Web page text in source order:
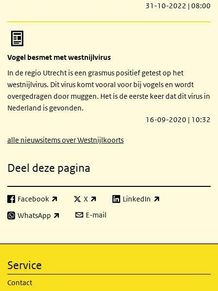
31-10-2022 | 08:00
Vogel besmet met westnijlvirus
In de regio Utrecht is een grasmus positief getest op het
westnijlvirus. Dit virus komt vooral voor bij vogels en wordt
overgedragen door muggen. Het is de eerste keer dat dit virus in
Nederland is gevonden.
16-09-2020 | 10:32
alle nieuwsitems over Westnijlkoorts
Deel deze pagina
Facebook
(externe link) X
(externe link) LinkedIn
(externe link)
WhatsApp
(externe link) E-mail
Service
Contact